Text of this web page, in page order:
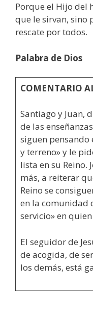
Porque el Hijo del
que le sirvan, sino
rescate por todos.
Palabra de Dios
COMENTARIO
Santiago y Juan,
de las
siguen pensando
y terreno» y le
lista en su Reino.
más, a reiterar
Reino se
en la comunidad
servicio» en
El seguidor de
de acogida, de
los demás, está